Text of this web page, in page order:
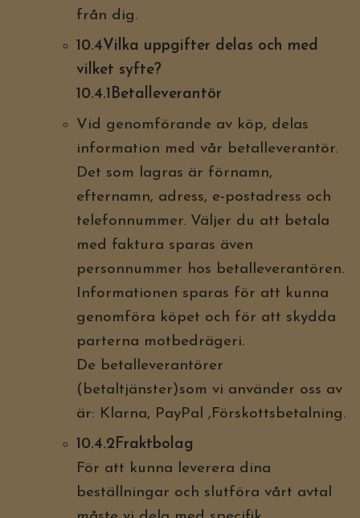
från dig.
10.4Vilka uppgifter delas och med
vilket syfte?
10.4.1Betalleverantör
Vid genomförande av köp, delas
information med vår betalleverantör.
Det som lagras är förnamn,
efternamn, adress, e-postadress och
telefonnummer. Väljer du att betala
med faktura sparas även
personnummer hos betalleverantören.
Informationen sparas för att kunna
genomföra köpet och för att skydda
parterna motbedrägeri.
De betalleverantörer
(betaltjänster)som vi använder oss av
är: Klarna, PayPal ,Förskottsbetalning.
10.4.2Fraktbolag
För att kunna leverera dina
beställningar och slutföra vårt avtal